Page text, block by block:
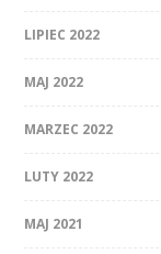
LIPIEC 2022
MAJ 2022
MARZEC 2022
LUTY 2022
MAJ 2021